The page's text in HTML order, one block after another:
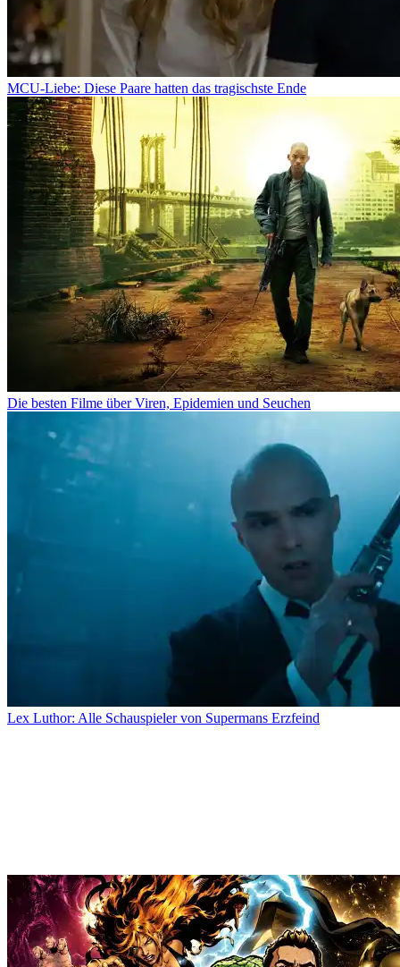
MCU-Liebe: Diese Paare hatten das tragischste Ende
Die besten Filme über Viren, Epidemien und Seuchen
Lex Luthor: Alle Schauspieler von Supermans Erzfeind